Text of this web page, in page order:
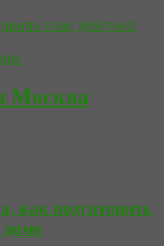
план действий
Москва
как подготовить